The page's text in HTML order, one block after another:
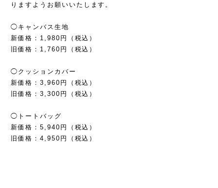
りますようお願いいたします。
◯キャンバス生地
新価格：1,980円（税込）
旧価格：1,760円（税込）
◯クッションカバー
新価格：3,960円（税込）
旧価格：3,300円（税込）
◯トートバッグ
新価格：5,940円（税込）
旧価格：4,950円（税込）